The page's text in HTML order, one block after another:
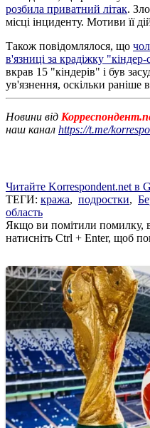
розбила приватний літак.
місці інциденту. Мотиви її
Також повідомлялося, що
в'язниці за крадіжку
вкрав 15 "кіндерів" і був
ув'язнення, оскільки раніше
Новини від
наш канал https://t.me/
Читайте Korrespondent.net в
ТЕГИ: кража, подростки,
область
Якщо ви помітили помилку,
натисніть Ctrl + Enter, щоб